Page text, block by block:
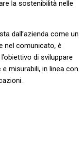
la sostenibilità nelle
dall’azienda come un
nel comunicato, è
di sviluppare
misurabili, in linea con